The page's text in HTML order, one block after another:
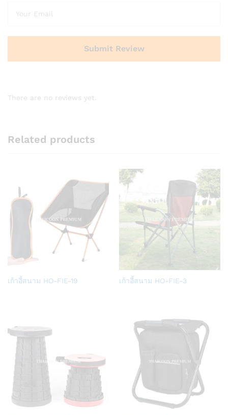
There are no reviews yet.
Related products
Add
เก้าอี้สนาม HO-FIE-19
Add
เก้าอี้สนาม HO-FIE-3